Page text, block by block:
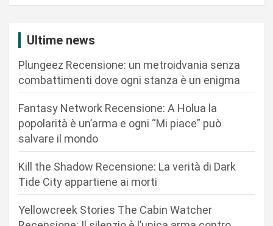
Ultime news
Plungeez Recensione: un metroidvania senza
combattimenti dove ogni stanza è un enigma
Fantasy Network Recensione: A Holua la
popolarità è un’arma e ogni “Mi piace” può
salvare il mondo
Kill the Shadow Recensione: La verità di Dark
Tide City appartiene ai morti
Yellowcreek Stories The Cabin Watcher